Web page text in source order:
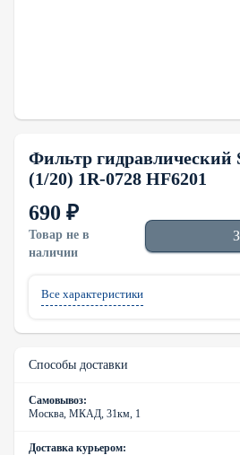
Фильтр гидравлический
(1/20) 1R-0728 HF6201
Все характеристики
690 ₽
Товар не в
наличии
Способы доставки
Самовывоз:
Москва, МКАД, 31км, 1
Доставка курьером: